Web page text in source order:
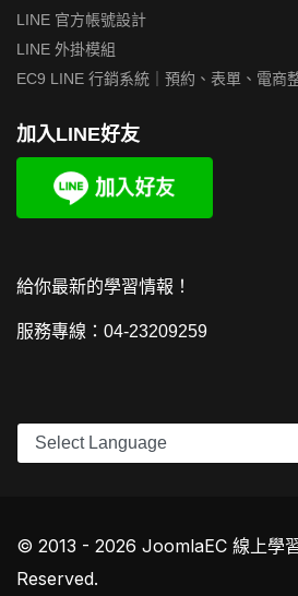
LINE 官方帳號設計
LINE 外掛模組
EC9 LINE 行銷系統｜預約、表單、電商
加入LINE好友
給你最新的學習情報！
服務專線：04-23209259
© 2013 - 2026 JoomlaEC 線上學
Reserved.